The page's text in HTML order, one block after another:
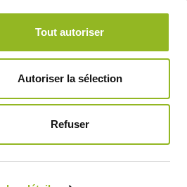
Tout autoriser
Autoriser la sélection
Refuser
utili
di vendita